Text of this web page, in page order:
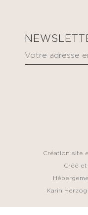
Création site
Créé
Karin